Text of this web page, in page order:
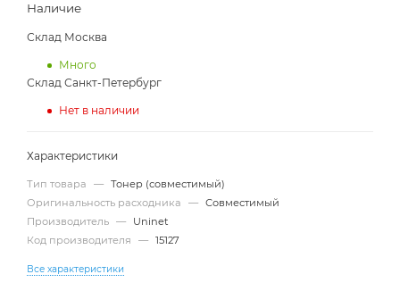
Наличие
Склад Москва
Много
Склад Санкт-Петербург
Нет в наличии
Характеристики
Тип товара — Тонер (совместимый)
Оригинальность расходника
— Совместимый
Производитель —
Uninet
Код производителя
— 15127
Все характеристики